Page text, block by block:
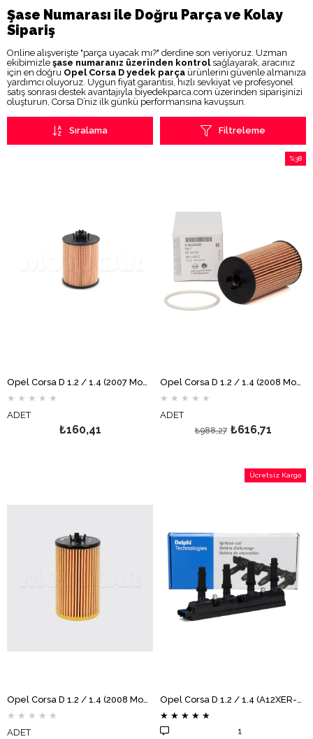
Şase Numarası ile Doğru Parça ve Kolay
Sipariş
Online alışverişte "parça uyacak mı?" derdine son veriyoruz. Uzman
ekibimizle şase numaranız üzerinden kontrolsağlayarak, aracınız
için en doğru Opel Corsa D yedek parça ürünlerini güvenle almanıza
yardımcı oluyoruz. Uygun fiyat garantisi, hızlı sevkiyat ve profesyonel
satış sonrası destek avantajıyla biyedekparca.com üzerinden siparişinizi
oluşturun, Corsa D’niz ilk günkü performansına kavuşsun.
Filtreleme
Sıralama
Opel Corsa D 1.2 / 1.4 (2007 Model) Yağ Filtresi MOTOCAR
★ ★ ★ ★ ★
ADET
₺160,41
Opel Corsa D 1.2 / 1.4 (2008 Model ve Sonrası) Yağ Filtresi GM
★ ★ ★ ★ ★
ADET
₺616,71
₺988,27
%38
★ ★ ★ ★ ★
ADET
★ ★ ★ ★ ★
1
Ücretsiz Kargo